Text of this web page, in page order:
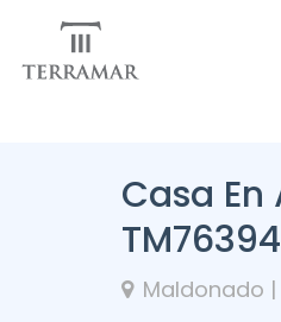
Casa
Maldonado